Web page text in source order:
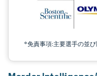
*免責事項:主要選手の並び